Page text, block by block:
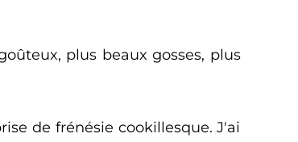
plus beaux gosses, plus
de frénésie cookillesque. J'ai